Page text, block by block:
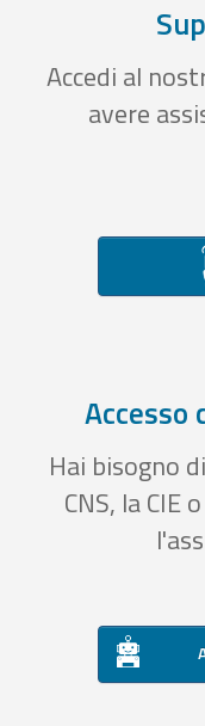
Accedi al
avere
Accesso
Hai bisogno
CNS, la CIE